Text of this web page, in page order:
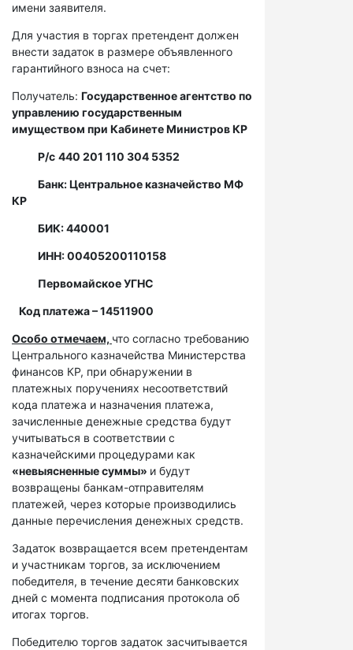
имени заявителя.
Для участия в торгах претендент должен
внести задаток в размере объявленного
гарантийного взноса на счет:
Получатель: Государственное агентство по
управлению государственным
имуществом при Кабинете Министров КР
Р/с 440 201 110 304 5352
Банк: Центральное казначейство МФ
КР
БИК: 440001
ИНН: 00405200110158
Первомайское УГНС
Код платежа – 14511900
Особо отмечаем, что согласно требованию
Центрального казначейства Министерства
финансов КР, при обнаружении в
платежных поручениях несоответствий
кода платежа и назначения платежа,
зачисленные денежные средства будут
учитываться в соответствии с
казначейскими процедурами как
«невыясненные суммы» и будут
возвращены банкам-отправителям
платежей, через которые производились
данные перечисления денежных средств.
Задаток возвращается всем претендентам
и участникам торгов, за исключением
победителя, в течение десяти банковских
дней с момента подписания протокола об
итогах торгов.
Победителю торгов задаток засчитывается